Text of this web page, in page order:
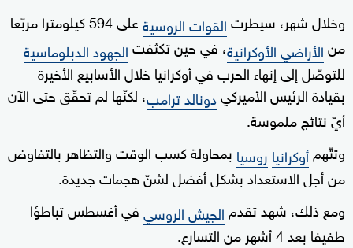
وخلال شهر، سيطرتالقوات الروسية
على 594 كيلومترا مربّعا
منالأراضي الأوكرانية، في حين تكثفتالجهود الدبلوماسية
للتوصّل إلى إنهاء الحرب في أوكرانيا خلال الأسابيع الأخيرة
بقيادة الرئيس الأميركيدونالد ترامب، لكنّها لم تحقّق حتى الآن
أيّ نتائج ملموسة.
وتتّهمأوكرانيا روسيا بمحاولة كسب الوقت والتظاهر بالتفاوض
من أجل الاستعداد بشكل أفضل لشنّ هجمات جديدة.
ومع ذلك، شهد تقدم الجيش الروسيفي أغسطس تباطؤا
طفيفا بعد 4 أشهر من التسارع.